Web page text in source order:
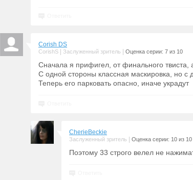
Corish DS
CorishS Заслуженный зритель Оценка серии: 7 из 10
Сначала я прифигел, от финального твиста,
С одной стороны классная маскировка, но с
Теперь его парковать опасно, иначе украдут
CherieBeckie
Заслуженный зритель Оценка серии: 10 из 10
Поэтому 33 строго велел не